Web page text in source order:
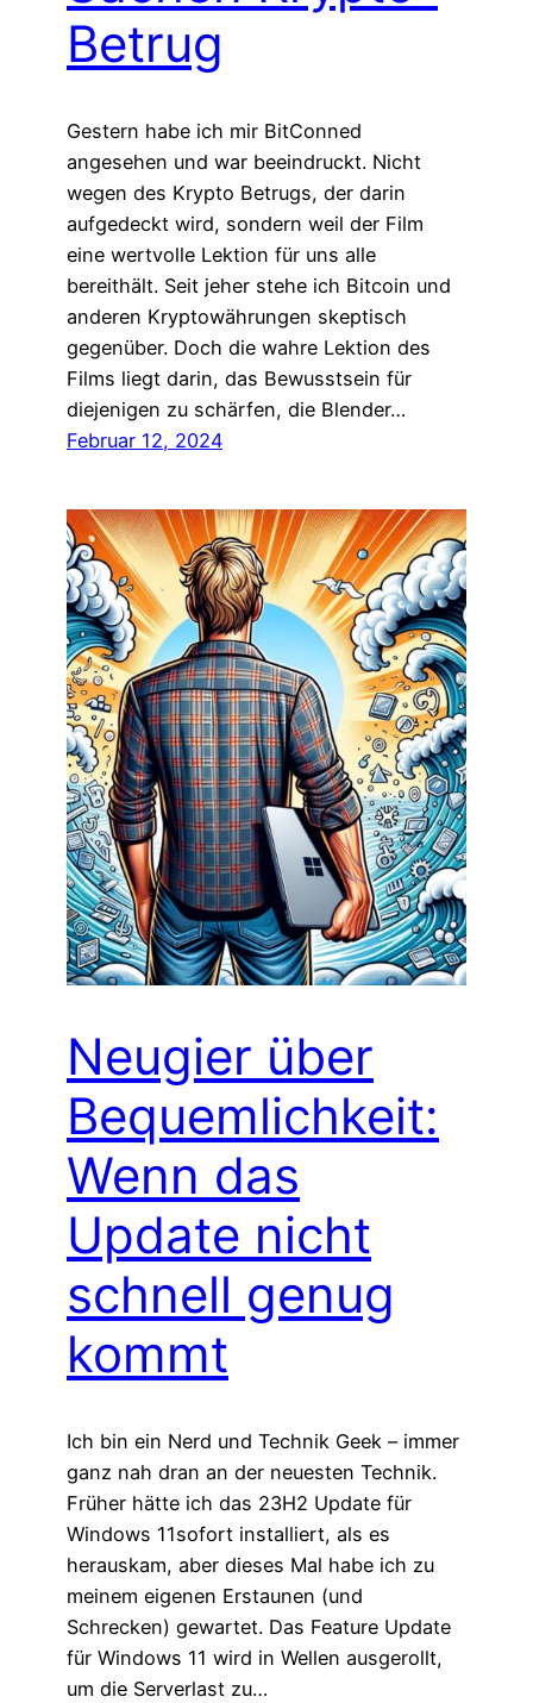
Betrug
Gestern habe ich mir BitConned
angesehen und war beeindruckt. Nicht
wegen des Krypto Betrugs, der darin
aufgedeckt wird, sondern weil der Film
eine wertvolle Lektion für uns alle
bereithält. Seit jeher stehe ich Bitcoin und
anderen Kryptowährungen skeptisch
gegenüber. Doch die wahre Lektion des
Films liegt darin, das Bewusstsein für
diejenigen zu schärfen, die Blender…
Februar 12, 2024
Neugier über
Bequemlichkeit:
Wenn das
Update nicht
schnell genug
kommt
Ich bin ein Nerd und Technik Geek – immer
ganz nah dran an der neuesten Technik.
Früher hätte ich das 23H2 Update für
Windows 11sofort installiert, als es
herauskam, aber dieses Mal habe ich zu
meinem eigenen Erstaunen (und
Schrecken) gewartet. Das Feature Update
für Windows 11 wird in Wellen ausgerollt,
um die Serverlast zu…